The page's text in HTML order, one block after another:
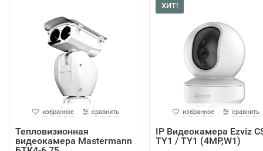
избранное сравнить
Тепловизионная
видеокамера Mastermann
ХИТ!
избранное сравнить
IP Видеокамера Ezviz
TY1 / TY1 (4MP,W1)